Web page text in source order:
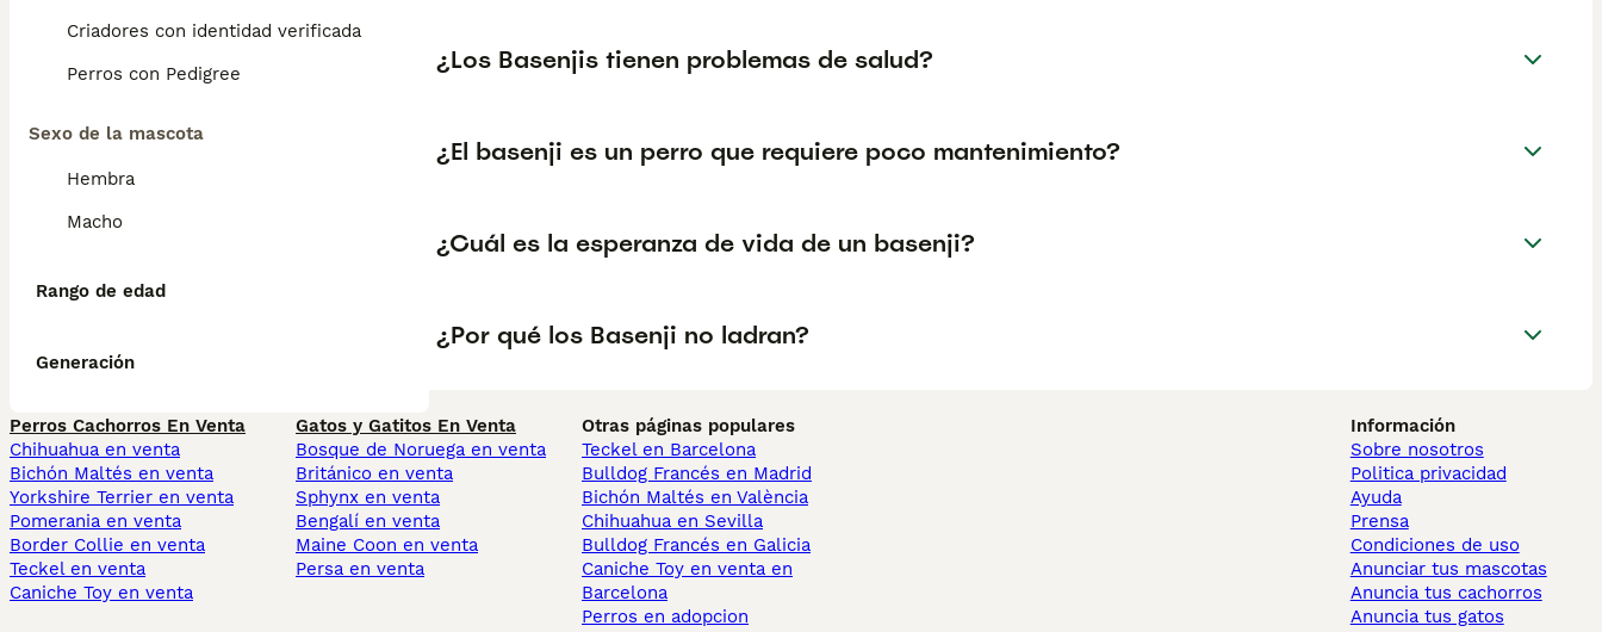
Criadores con identidad verificada
Perros con Pedigree
Sexo de la mascota
Hembra
Macho
Rango de edad
Generación
¿Los Basenjis tienen problemas de salud?
¿El basenji es un perro que requiere poco mantenimiento?
¿Cuál es la esperanza de vida de un basenji?
¿Por qué los Basenji no ladran?
Perros Cachorros En Venta
Chihuahua en venta
Bichón Maltés en venta
Yorkshire Terrier en venta
Pomerania en venta
Border Collie en venta
Teckel en venta
Caniche Toy en venta
Gatos y Gatitos En Venta
Bosque de Noruega en venta
Británico en venta
Sphynx en venta
Bengalí en venta
Maine Coon en venta
Persa en venta
Otras páginas populares
Teckel en Barcelona
Bulldog Francés en Madrid
Bichón Maltés en València
Chihuahua en Sevilla
Bulldog Francés en Galicia
Caniche Toy en venta en
Barcelona
Perros en adopcion
Información
Sobre nosotros
Politica privacidad
Ayuda
Prensa
Condiciones de uso
Anunciar tus mascotas
Anuncia tus cachorros
Anuncia tus gatos